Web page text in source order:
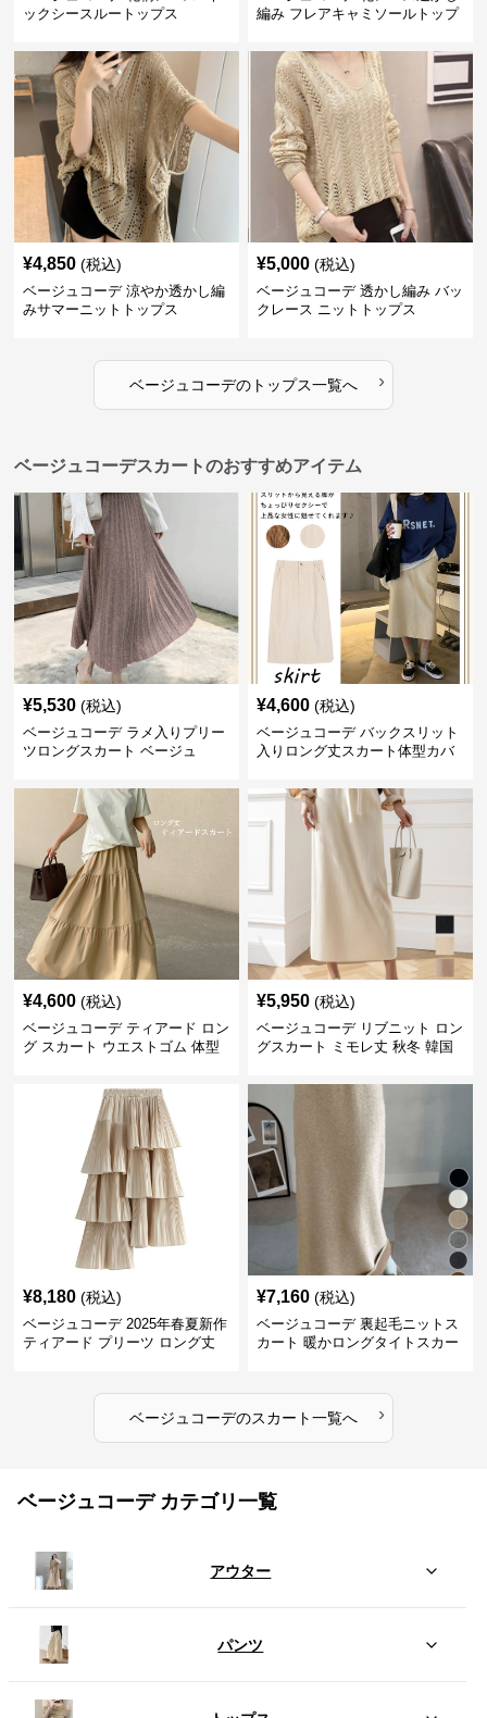
ックシースルートップス
編み フレアキャミソールトップ
¥4,850 (税込)
ベージュコーデ 涼やか透かし編
みサマーニットトップス
¥5,000 (税込)
ベージュコーデ 透かし編み バッ
クレース ニットトップス
ベージュコーデのトップス一覧へ ›
ベージュコーデスカートのおすすめアイテム
¥5,530 (税込)
ベージュコーデ ラメ入りプリー
ツロングスカート ベージュ
¥4,600 (税込)
ベージュコーデ バックスリット
入りロング丈スカート体型カバ
¥4,600 (税込)
ベージュコーデ ティアード ロン
グ スカート ウエストゴム 体型
¥5,950 (税込)
ベージュコーデ リブニット ロン
グスカート ミモレ丈 秋冬 韓国
¥8,180 (税込)
ベージュコーデ 2025年春夏新作
ティアード プリーツ ロング丈
¥7,160 (税込)
ベージュコーデ 裏起毛ニットス
カート 暖かロングタイトスカー
ベージュコーデのスカート一覧へ ›
ベージュコーデ カテゴリ一覧
アウター
パンツ